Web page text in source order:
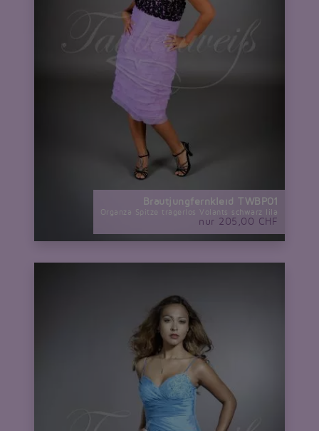
Brautjungfernkleid TWBP01
Organza Spitze trägerlos Volants schwarz lila
nur 205,00 CHF